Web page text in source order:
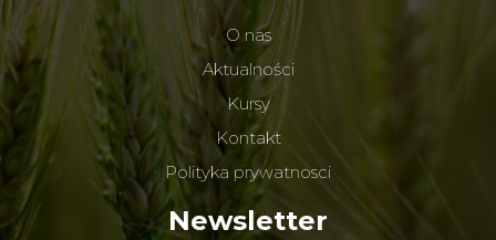
O nas
Aktualności
Kursy
Kontakt
Polityka prywatnosci
Newsletter